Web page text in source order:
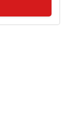
承ください。